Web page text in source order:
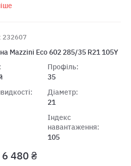
232607
Mazzini Eco 602 285/35 R21 105Y
Профіль:
35
Діаметр:
21
Індекс
навантаження:
105
6 480 ₴